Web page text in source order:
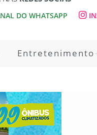
DO WHATSAPP
Entretenimento